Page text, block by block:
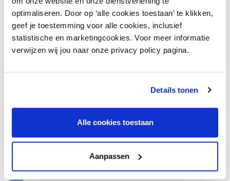
optimaliseren. Door op ‘alle cookies toestaan’ te klikken,
geef je toestemming voor alle cookies, inclusief
statistische en marketingcookies. Voor meer informatie
verwijzen wij jou naar onze privacy policy pagina.
Details tonen
Alle cookies toestaan
Aanpassen
Laad meer
Evenementen